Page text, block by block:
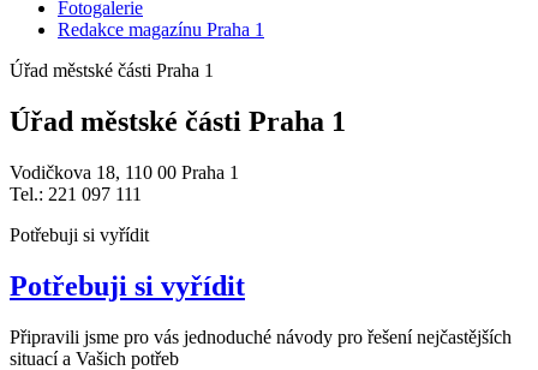
Fotogalerie
Redakce magazínu Praha 1
Úřad městské části Praha 1
Úřad městské části Praha 1
Vodičkova 18, 110 00 Praha 1
Tel.: 221 097 111
Potřebuji si vyřídit
Potřebuji si vyřídit
Připravili jsme pro vás jednoduché návody pro řešení nejčastějších
situací a Vašich potřeb